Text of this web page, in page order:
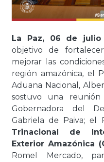
La Paz, 06 de julio
objetivo de
mejorar las
región amazónica, el
Aduana Nacional,
sostuvo una
Gobernadora del
Gabriela de Paiva; el
Trinacional de
Exterior Amazónica
Romel Mercado,